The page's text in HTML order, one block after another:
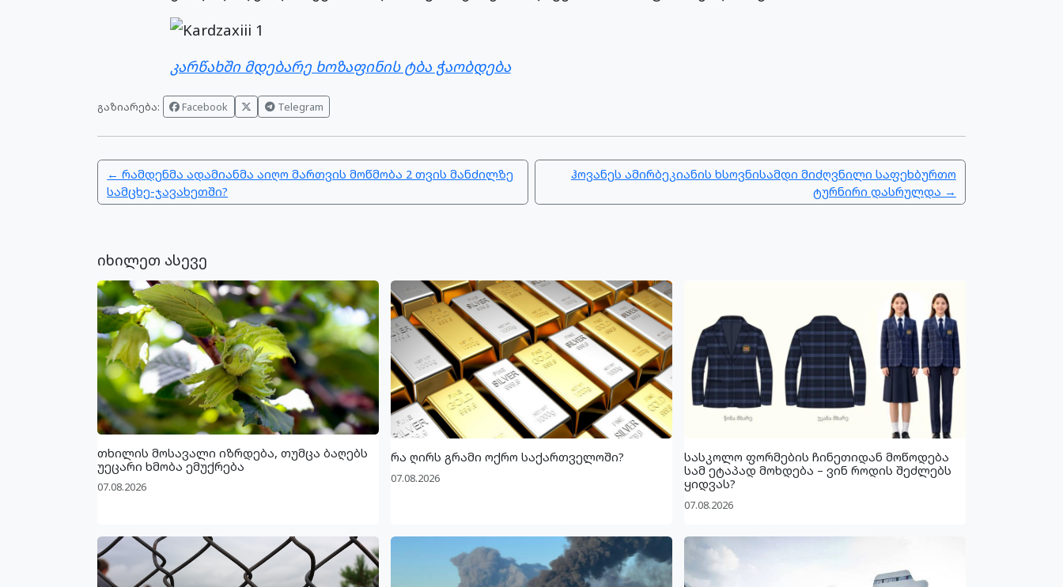
კარწახში მდებარე ხოზაფინის ტბა ჭაობდება
გაზიარება: Facebook Telegram
← რამდენმა ადამიანმა აიღო მართვის მოწმობა 2 თვის მანძილზე
სამცხე-ჯავახეთში?
ჰოვანეს ამირბეკიანის ხსოვნისამდი მიძღვნილი საფეხბურთო
ტურნირი დასრულდა →
იხილეთ ასევე
თხილის მოსავალი იზრდება, თუმცა ბაღებს
უეცარი ხმობა ემუქრება
07.08.2026
რა ღირს გრამი ოქრო საქართველოში?
07.08.2026
სასკოლო ფორმების ჩინეთიდან მოწოდება
სამ ეტაპად მოხდება – ვინ როდის შეძლებს
ყიდვას?
07.08.2026